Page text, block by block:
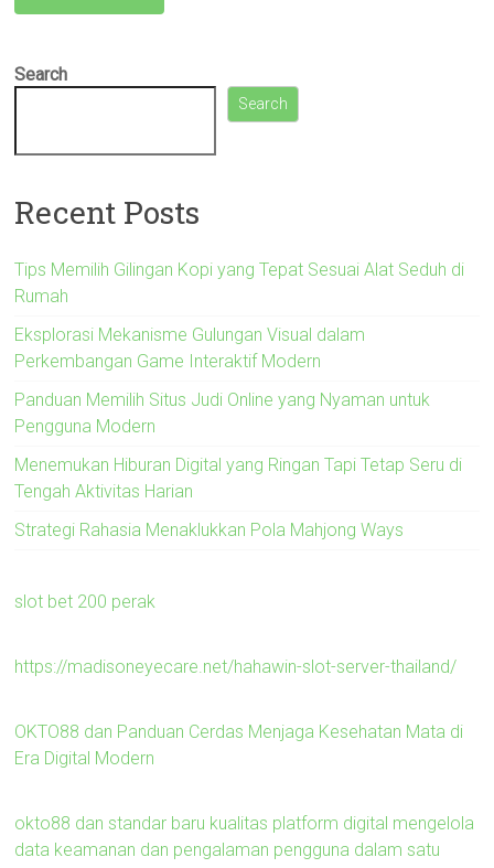
Search
Search
Recent Posts
Tips Memilih Gilingan Kopi yang Tepat Sesuai Alat Seduh di
Rumah
Eksplorasi Mekanisme Gulungan Visual dalam
Perkembangan Game Interaktif Modern
Panduan Memilih Situs Judi Online yang Nyaman untuk
Pengguna Modern
Menemukan Hiburan Digital yang Ringan Tapi Tetap Seru di
Tengah Aktivitas Harian
Strategi Rahasia Menaklukkan Pola Mahjong Ways
slot bet 200 perak
https://madisoneyecare.net/hahawin-slot-server-thailand/
OKTO88 dan Panduan Cerdas Menjaga Kesehatan Mata di
Era Digital Modern
okto88 dan standar baru kualitas platform digital mengelola
data keamanan dan pengalaman pengguna dalam satu